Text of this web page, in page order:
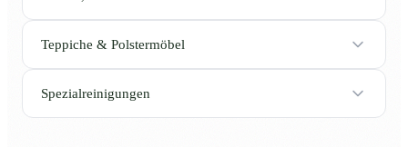
Teppiche & Polstermöbel
Spezialreinigungen